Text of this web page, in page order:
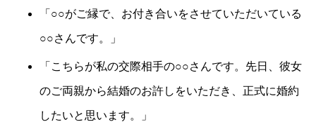
「○○がご縁で、お付き合いをさせていただいている
○○さんです。」
「こちらが私の交際相手の○○さんです。先日、彼女
のご両親から結婚のお許しをいただき、正式に婚約
したいと思います。」